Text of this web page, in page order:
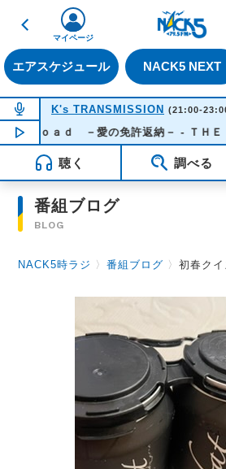
戻る
エアスケジュール NACK5 NEXT
マイページ
NOW ON AIR
K's TRANSMISSION (21:00-
NOW PLAYING21:30
ｒｏａｄ －愛の免許返納－ - ＴＨＥ Ａ
聴く 調べる
番組ブログ
BLOG
NACK5時ラジ 〉番組ブログ 〉初春ク